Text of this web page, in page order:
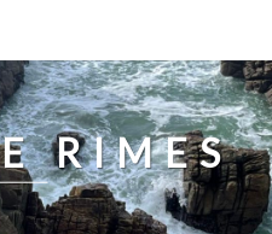
RIMES